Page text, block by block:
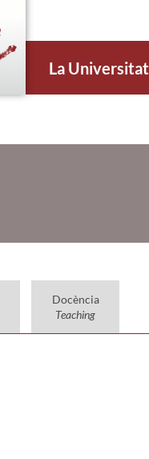
La Universitat
Docència
Teaching